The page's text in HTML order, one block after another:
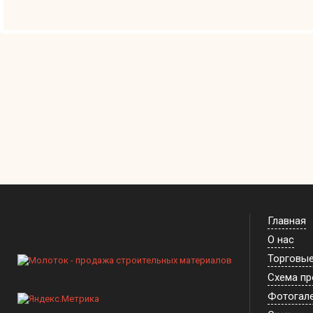
Главная
О нас
Схема